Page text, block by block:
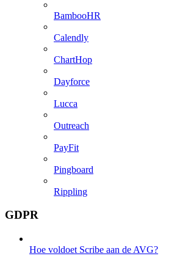
BambooHR
Calendly
ChartHop
Dayforce
Lucca
Outreach
PayFit
Pingboard
Rippling
GDPR
Hoe voldoet Scribe aan de AVG?